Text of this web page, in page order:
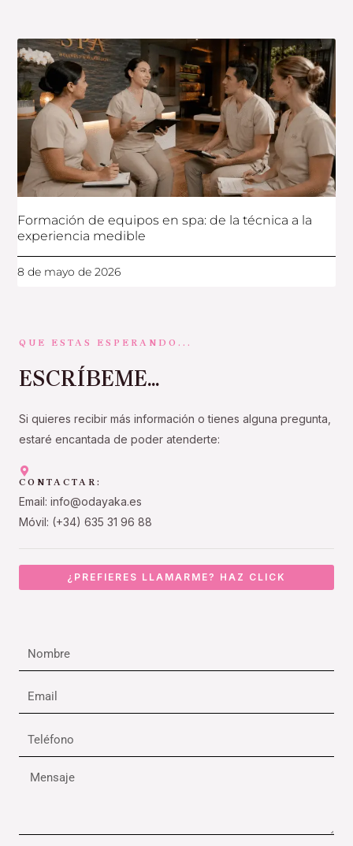
Formación de equipos en spa: de la técnica a la
experiencia medible
8 de mayo de 2026
QUE ESTAS ESPERANDO...
ESCRÍBEME...
Si quieres recibir más información o tienes alguna pregunta,
estaré encantada de poder atenderte:
CONTACTAR:
Email: info@odayaka.es
Móvil: (+34) 635 31 96 88
¿PREFIERES LLAMARME? HAZ CLICK
Nombre
Email
Teléfono
Mensaje